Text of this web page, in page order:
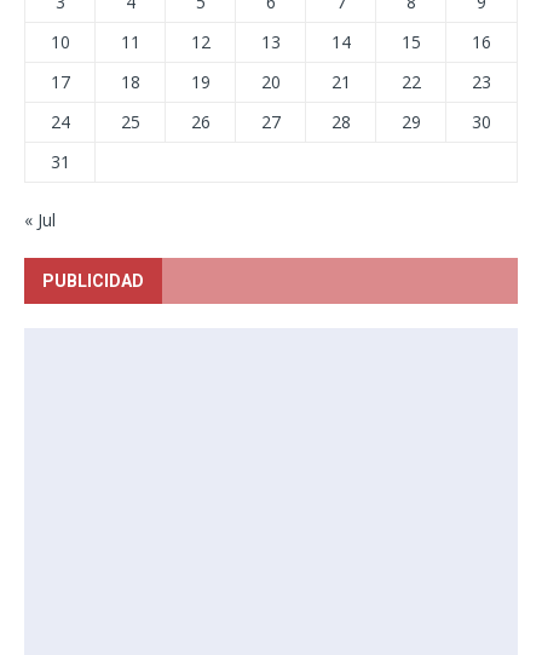
10
11 12 13 14 15
16
17
18 19 20 21 22
23
24
25 26 27 28 29
30
31
« Jul
PUBLICIDAD